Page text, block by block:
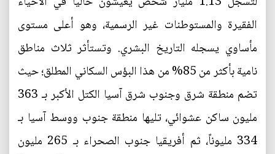
الفقيرة والمستوطنات غير الرسمية، وهو أعلى مستوى
مأساوي يسجله التاريخ البشري. وتستأثر ثلاث مناطق
نامية بأكثر من 85% من هذا البؤس السكاني المطلق؛ حيث
تضم منطقة شرق وجنوب شرق آسيا الكتل الأكبر بـ 363
مليون ساكن عشوائي، تليها منطقة جنوب ووسط آسيا بـ
334 مليوناً، ثم أفريقيا جنوب الصحراء بـ 265 مليون